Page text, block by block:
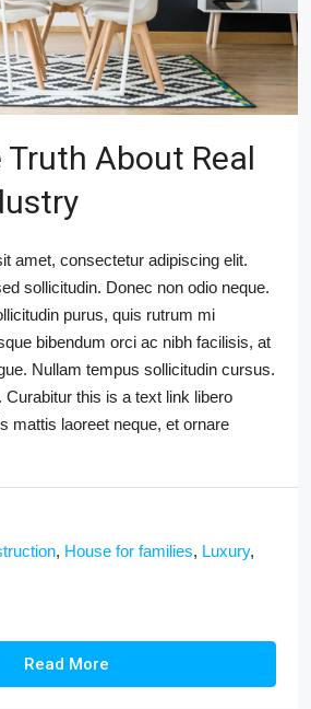
Truth About Real
amet, consectetur adipiscing elit.
sollicitudin. Donec non odio neque.
purus, quis rutrum mi
bibendum orci ac nibh facilisis, at
Nullam tempus sollicitudin cursus.
Curabitur this is a text link libero
mattis laoreet neque, et ornare
, House for families, Luxury,
Read More